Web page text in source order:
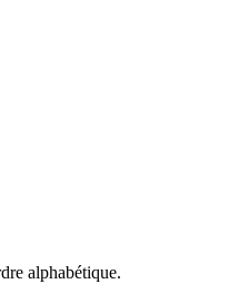
alphabétique.